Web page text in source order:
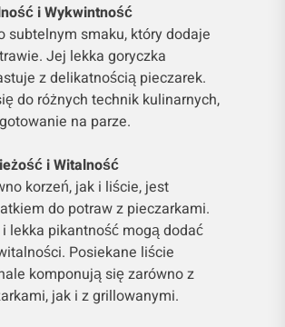
i Wykwintność
subtelnym smaku, który dodaje
Jej lekka goryczka
z delikatnością pieczarek.
do różnych technik kulinarnych,
na parze.
i Witalność
korzeń, jak i liście, jest
do potraw z pieczarkami.
lekka pikantność mogą dodać
Posiekane liście
komponują się zarówno z
jak i z grillowanymi.